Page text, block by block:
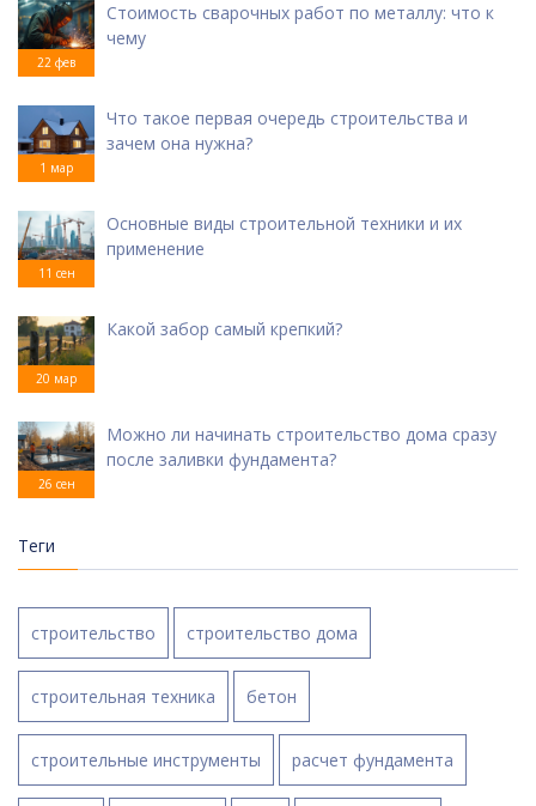
22 фев
Стоимость сварочных работ по металлу: что к
чему
1 мар
Что такое первая очередь строительства и
зачем она нужна?
11 сен
Основные виды строительной техники и их
применение
20 мар
Какой забор самый крепкий?
26 сен
Можно ли начинать строительство дома сразу
после заливки фундамента?
Теги
строительство строительство дома
строительная техника бетон
строительные инструменты расчет фундамента